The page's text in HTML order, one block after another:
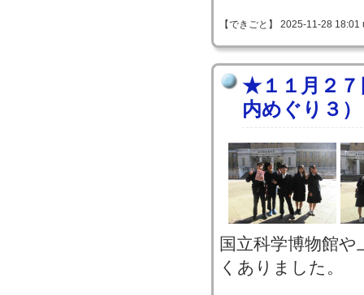
【できごと】 2025-11-28
★１１月２７
内めぐり３）
国立科学博物館
くありました。